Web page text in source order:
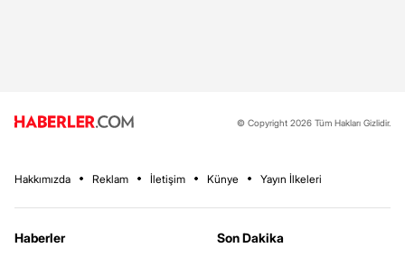
© Copyright 2026 Tüm Hakları Gizlidir.
Hakkımızda Reklam İletişim Künye Yayın İlkeleri
Haberler
Son Dakika